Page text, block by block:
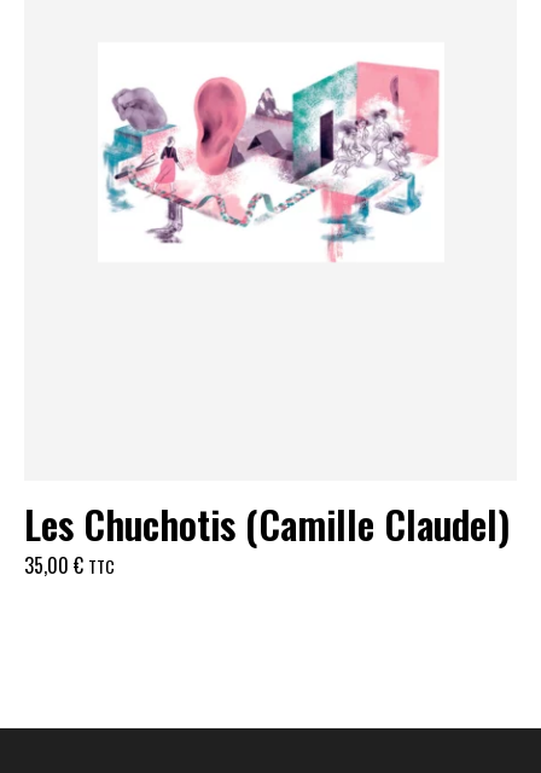
Les Chuchotis (Camille Claudel)
35,00 € TTC